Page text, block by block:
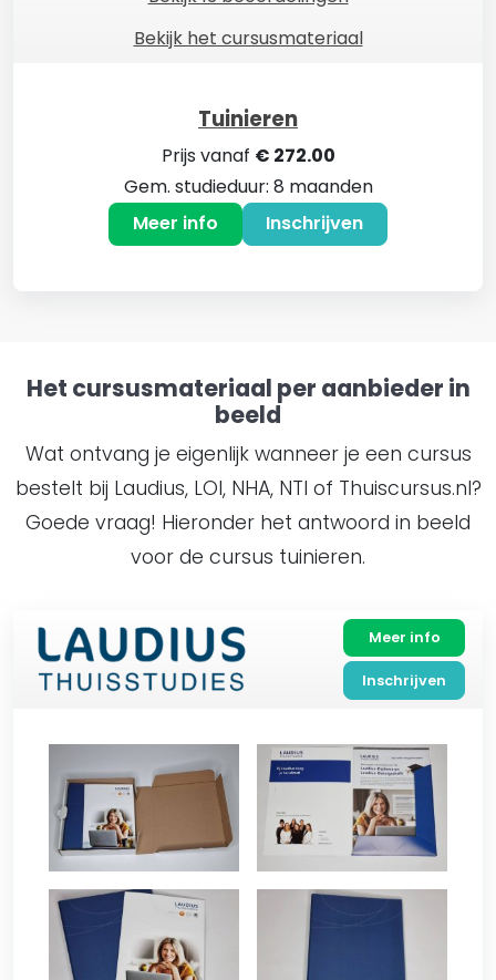
Bekijk het cursusmateriaal
Tuinieren
Prijs vanaf € 272.00
Gem. studieduur: 8 maanden
Meer info
Inschrijven
Het cursusmateriaal per aanbieder in
beeld
Wat ontvang je eigenlijk wanneer je een cursus
bestelt bij Laudius, LOI, NHA, NTI of Thuiscursus.nl?
Goede vraag! Hieronder het antwoord in beeld
voor de cursus tuinieren.
Meer info
Inschrijven